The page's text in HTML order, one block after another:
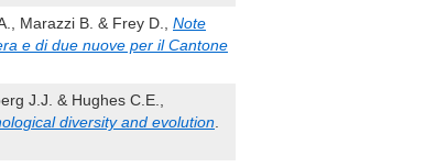
Marazzi B. & Frey D., Note
e di due nuove per il Cantone
J.J. & Hughes C.E.,
diversity and evolution